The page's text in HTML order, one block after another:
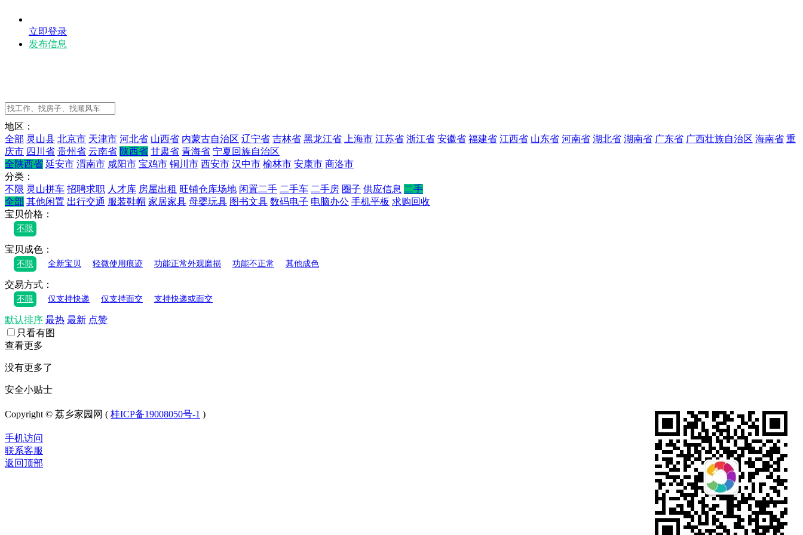
立即登录
发布信息
地区：
全部 灵山县 北京市 天津市 河北省 山西省 内蒙古自治区 辽宁省 吉林省 黑龙江省 上海市 江苏省 浙江省 安徽省 福建省 江西省 山东省 河南省 湖北省 湖南省 广东省 广西壮族自治区 海南省 重
庆市 四川省 贵州省 云南省 陕西省 甘肃省 青海省 宁夏回族自治区
全陕西省 延安市 渭南市 咸阳市 宝鸡市 铜川市 西安市 汉中市 榆林市 安康市 商洛市
分类：
不限 灵山拼车 招聘求职 人才库 房屋出租 旺铺仓库场地 闲置二手 二手车 二手房 圈子 供应信息 二手
全部 其他闲置 出行交通 服装鞋帽 家居家具 母婴玩具 图书文具 数码电子 电脑办公 手机平板 求购回收
宝贝价格：
不限
宝贝成色：
不限 全新宝贝 轻微使用痕迹 功能正常外观磨损 功能不正常 其他成色
交易方式：
不限 仅支持快递 仅支持面交 支持快递或面交
默认排序 最热 最新 点赞
只看有图
查看更多
没有更多了
安全小贴士
Copyright © 荔乡家园网 ( 桂ICP备19008050号-1 )
手机访问
联系客服
返回顶部